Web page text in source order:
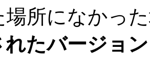
場所になかっ
れたバージョ